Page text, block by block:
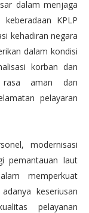
dalam menjaga
KPLP
kehadiran negara
dalam kondisi
korban dan
rasa aman dan
pelayaran
modernisasi
pemantauan laut
memperkuat
keseriusan
pelayanan